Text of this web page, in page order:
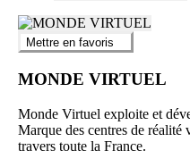
Mettre en favoris
MONDE VIRTUEL
Monde Virtuel exploite et
Marque des centres de
travers toute la France.